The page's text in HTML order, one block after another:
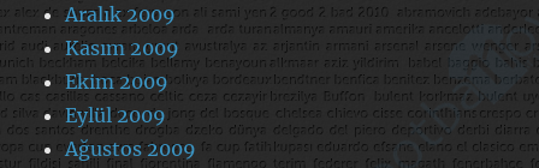
Aralık 2009
Kasım 2009
Ekim 2009
Eylül 2009
Ağustos 2009